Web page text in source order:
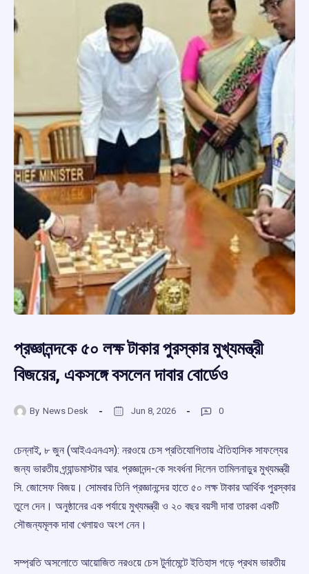
প্রজ্ঞানন্দকে ৫০ লক্ষ টাকার পুরস্কার মুখ্যমন্ত্রী
বিজয়ের, একসঙ্গে বসলেন দাবার বোর্ডেও
By News Desk Jun 8, 2026 0
চেন্নাই, ৮ জুন (আইএএনএস): নরওয়ে চেস প্রতিযোগিতায় ঐতিহাসিক সাফল্যের
জন্য ভারতীয় গ্র্যান্ডমাস্টার আর. প্রজ্ঞানন্দ-কে সংবর্ধনা দিলেন তামিলনাড়ুর মুখ্যমন্ত্রী
সি. জোসেফ বিজয়। সোমবার তিনি প্রজ্ঞানন্দের হাতে ৫০ লক্ষ টাকার আর্থিক পুরস্কার
তুলে দেন। অনুষ্ঠানের এক পর্যায়ে মুখ্যমন্ত্রী ও ২০ বছর বয়সী দাবা তারকা একটি
সৌজন্যমূলক দাবা খেলায়ও অংশ নেন।
সম্প্রতি অসলোতে আয়োজিত নরওয়ে চেস টুর্নামেন্টে ইতিহাস গড়ে প্রথম ভারতীয়